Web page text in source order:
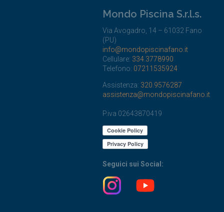
Mondo Piscina S.r.l.s.
Via Avogadro, 14 – 61032 Fano
(PU)
info@mondopiscinafano.it
Cellulare: 334.3778990
Telefono: 07211535924
Assistenza: 320.9576287
assistenza@mondopiscinafano.it
P.iva 02643870419
Seguici sui Social: